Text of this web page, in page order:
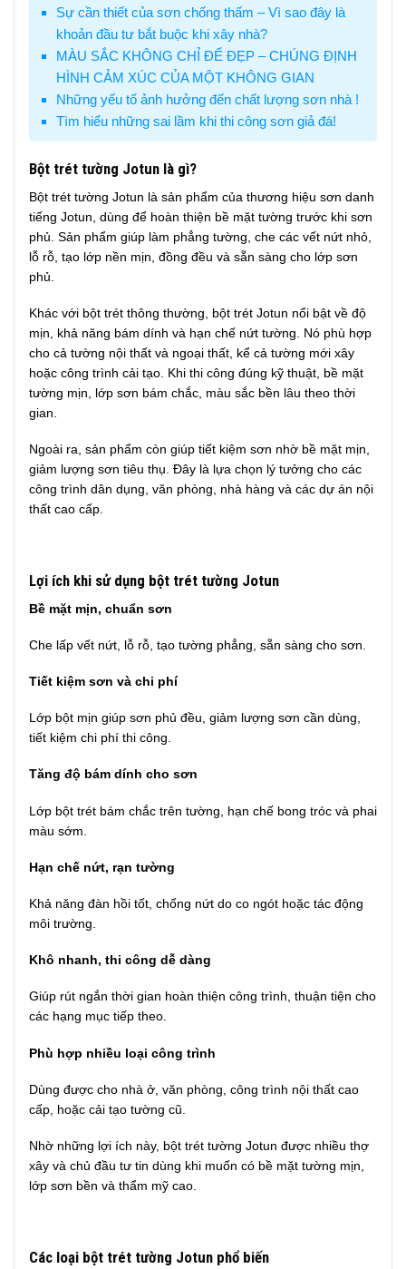
Sự cần thiết của sơn chống thấm – Vì sao đây là
khoản đầu tư bắt buộc khi xây nhà?
MÀU SẮC KHÔNG CHỈ ĐỂ ĐẸP – CHÚNG ĐỊNH
HÌNH CẢM XÚC CỦA MỘT KHÔNG GIAN
Những yếu tố ảnh hưởng đến chất lượng sơn nhà !
Tìm hiểu những sai lầm khi thi công sơn giả đá!
Bột trét tường Jotun là gì?
Bột trét tường Jotun là sản phẩm của thương hiệu sơn danh
tiếng Jotun, dùng để hoàn thiện bề mặt tường trước khi sơn
phủ. Sản phẩm giúp làm phẳng tường, che các vết nứt nhỏ,
lỗ rỗ, tạo lớp nền mịn, đồng đều và sẵn sàng cho lớp sơn
phủ.
Khác với bột trét thông thường, bột trét Jotun nổi bật về độ
mịn, khả năng bám dính và hạn chế nứt tường. Nó phù hợp
cho cả tường nội thất và ngoại thất, kể cả tường mới xây
hoặc công trình cải tạo. Khi thi công đúng kỹ thuật, bề mặt
tường mịn, lớp sơn bám chắc, màu sắc bền lâu theo thời
gian.
Ngoài ra, sản phẩm còn giúp tiết kiệm sơn nhờ bề mặt mịn,
giảm lượng sơn tiêu thụ. Đây là lựa chọn lý tưởng cho các
công trình dân dụng, văn phòng, nhà hàng và các dự án nội
thất cao cấp.
Lợi ích khi sử dụng bột trét tường Jotun
Bề mặt mịn, chuẩn sơn
Che lấp vết nứt, lỗ rỗ, tạo tường phẳng, sẵn sàng cho sơn.
Tiết kiệm sơn và chi phí
Lớp bột mịn giúp sơn phủ đều, giảm lượng sơn cần dùng,
tiết kiệm chi phí thi công.
Tăng độ bám dính cho sơn
Lớp bột trét bám chắc trên tường, hạn chế bong tróc và phai
màu sớm.
Hạn chế nứt, rạn tường
Khả năng đàn hồi tốt, chống nứt do co ngót hoặc tác động
môi trường.
Khô nhanh, thi công dễ dàng
Giúp rút ngắn thời gian hoàn thiện công trình, thuận tiện cho
các hạng mục tiếp theo.
Phù hợp nhiều loại công trình
Dùng được cho nhà ở, văn phòng, công trình nội thất cao
cấp, hoặc cải tạo tường cũ.
Nhờ những lợi ích này, bột trét tường Jotun được nhiều thợ
xây và chủ đầu tư tin dùng khi muốn có bề mặt tường mịn,
lớp sơn bền và thẩm mỹ cao.
Các loại bột trét tường Jotun phổ biến